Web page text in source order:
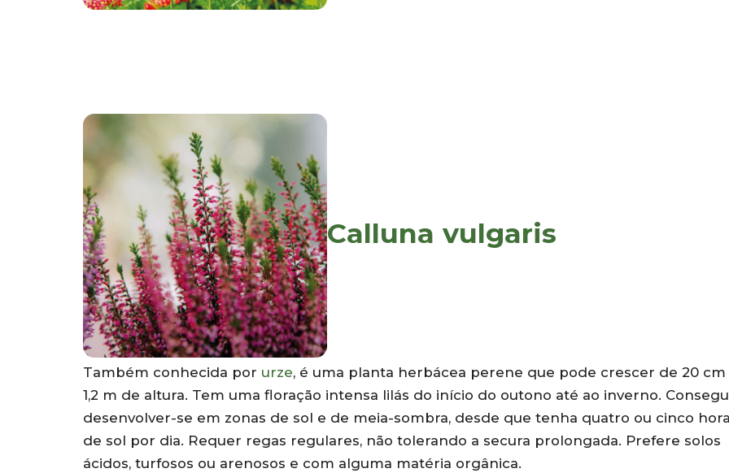
Calluna vulgaris
Também conhecida por urze, é uma planta herbácea perene que pode crescer de 20 cm
1,2 m de altura. Tem uma floração intensa lilás do início do outono até ao inverno.
desenvolver-se em zonas de sol e de meia-sombra, desde que tenha quatro ou cinco
de sol por dia. Requer regas regulares, não tolerando a secura prolongada. Prefere solos
ácidos, turfosos ou arenosos e com alguma matéria orgânica.